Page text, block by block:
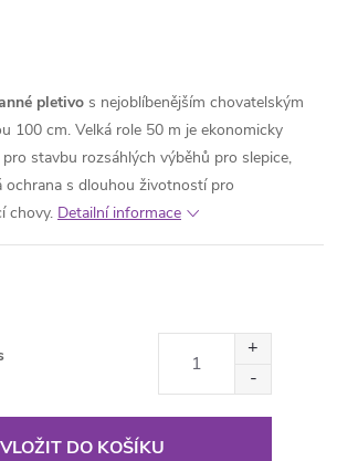
pletivo s nejoblíbenějším chovatelským
100 cm. Velká role 50 m je ekonomicky
stavbu rozsáhlých výběhů pro slepice,
ochrana s dlouhou životností pro
chovy. Detailní informace
VLOŽIT DO KOŠÍKU